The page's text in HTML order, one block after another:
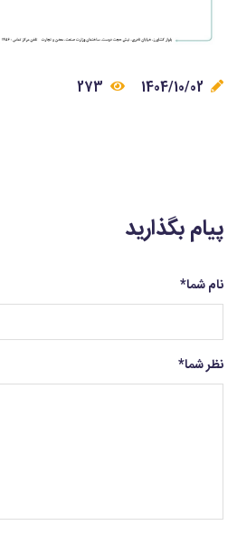
پیام بگذارید
نام شما*
نظر شما*